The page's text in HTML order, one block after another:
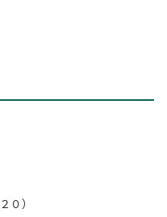
０）